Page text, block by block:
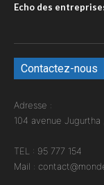
Echo des
Contactez-nous
Adresse :
104 avenue Jugurtha
TEL : 95 777 154
Mail :